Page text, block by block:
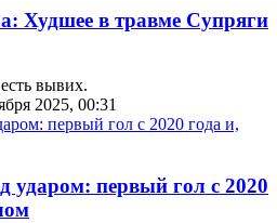
Худшее в травме Супряги
вывих.
2025, 00:31
ударом: первый гол с 2020